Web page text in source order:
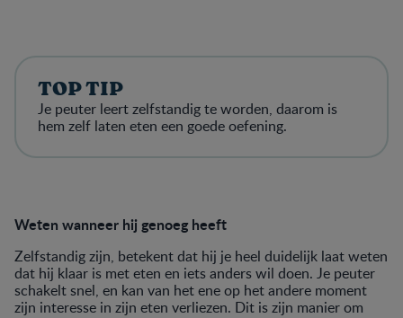
TOP TIP
Je peuter leert zelfstandig te worden, daarom is
hem zelf laten eten een goede oefening.
Weten wanneer hij genoeg heeft
Zelfstandig zijn, betekent dat hij je heel duidelijk laat weten
dat hij klaar is met eten en iets anders wil doen. Je peuter
schakelt snel, en kan van het ene op het andere moment
zijn interesse in zijn eten verliezen. Dit is zijn manier om